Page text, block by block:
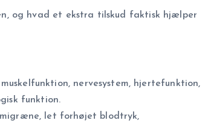
og hvad et ekstra tilskud faktisk hjælper
nervesystem, hjertefunktion,
funktion.
let forhøjet blodtryk,